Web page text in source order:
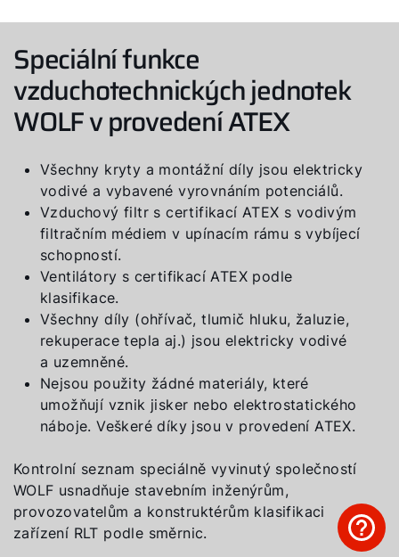
Speciální funkce
vzduchotechnických jednotek
WOLF v provedení ATEX
Všechny kryty a montážní díly jsou elektricky
vodivé a vybavené vyrovnáním potenciálů.
Vzduchový filtr s certifikací ATEX s vodivým
filtračním médiem v upínacím rámu s vybíjecí
schopností.
Ventilátory s certifikací ATEX podle
klasifikace.
Všechny díly (ohřívač, tlumič hluku, žaluzie,
rekuperace tepla aj.) jsou elektricky vodivé
a uzemněné.
Nejsou použity žádné materiály, které
umožňují vznik jisker nebo elektrostatického
náboje. Veškeré díky jsou v provedení ATEX.
Kontrolní seznam speciálně vyvinutý společností
WOLF usnadňuje stavebním inženýrům,
provozovatelům a konstruktérům klasifikaci
zařízení RLT podle směrnic.